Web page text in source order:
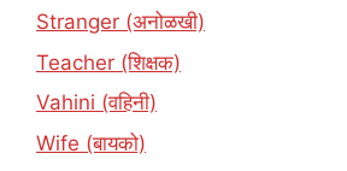
Stranger (अनोळखी)
Teacher (शिक्षक)
Vahini (वहिनी)
Wife (बायको)